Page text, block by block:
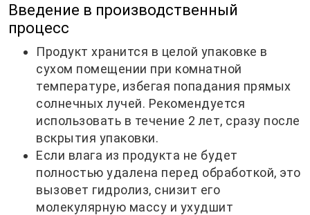
Введение в производственный
процесс
Продукт хранится в целой упаковке в
сухом помещении при комнатной
температуре, избегая попадания прямых
солнечных лучей. Рекомендуется
использовать в течение 2 лет, сразу после
вскрытия упаковки.
Если влага из продукта не будет
полностью удалена перед обработкой, это
вызовет гидролиз, снизит его
молекулярную массу и ухудшит